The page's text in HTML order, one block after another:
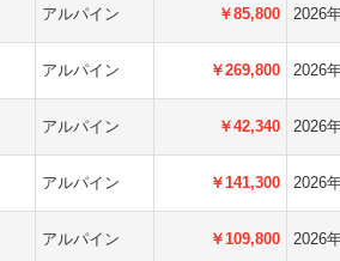
アルパイン ￥85,800 2026
アルパイン ￥269,800 2026
アルパイン ￥42,340 2026
アルパイン ￥141,300 2026
アルパイン ￥109,800 2026